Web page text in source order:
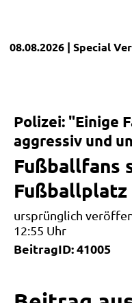
08.08.2026 | Special
Polizei: "Einige
aggressiv und
Fußballfans
Fußballplatz
ursprünglich
12:55 Uhr
BeitragID: 41005